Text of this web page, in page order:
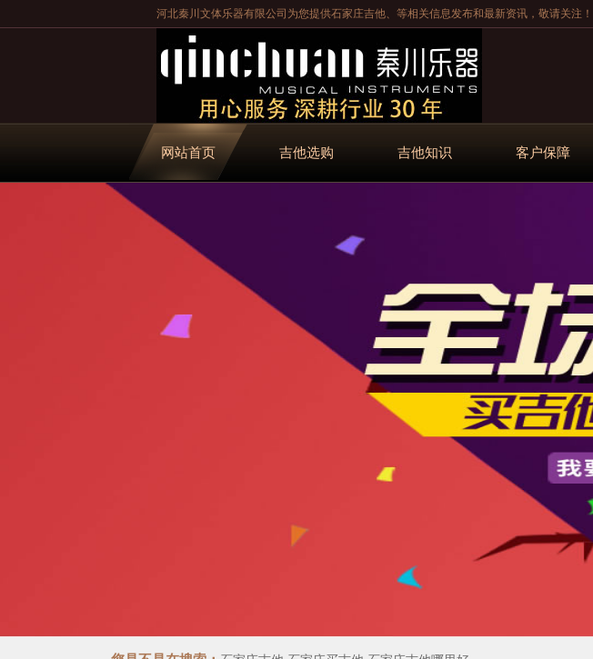
河北秦川文体乐器有限公司为您提供石家庄吉他、等相关信息发布和最新资讯，敬请关注！
网站首页 吉他选购 吉他知识 客户保障